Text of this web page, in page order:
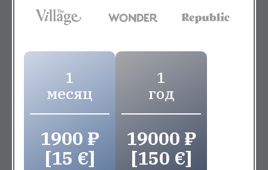
1
месяц
1900 ₽
[15 €]
1
год
19000 ₽
[150 €]